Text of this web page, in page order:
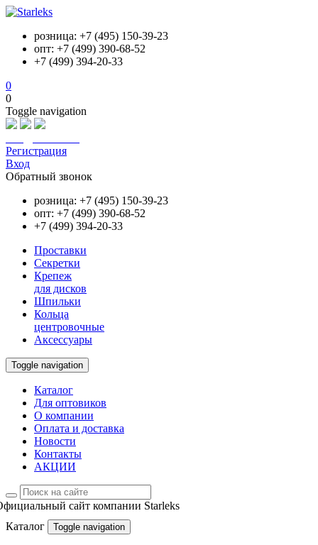
розница: +7 (495) 150-39-23
опт: +7 (499) 390-68-52
+7 (499) 394-20-33
0
0
Toggle navigation
Регистрация
Вход
Обратный звонок
розница: +7 (495) 150-39-23
опт: +7 (499) 390-68-52
+7 (499) 394-20-33
Проставки
Секретки
Крепеж
для дисков
Шпильки
Кольца
центровочные
Аксессуары
Toggle navigation
Каталог
Для оптовиков
О компании
Оплата и доставка
Новости
Контакты
АКЦИИ
сайт компании Starleks
Каталог
Toggle navigation